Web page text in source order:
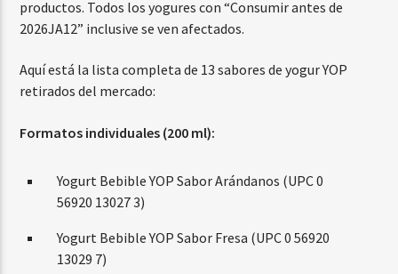
productos. Todos los yogures con “Consumir antes de
2026JA12” inclusive se ven afectados.
Aquí está la lista completa de 13 sabores de yogur YOP
retirados del mercado:
Formatos individuales (200 ml):
Yogurt Bebible YOP Sabor Arándanos (UPC 0
56920 13027 3)
Yogurt Bebible YOP Sabor Fresa (UPC 0 56920
13029 7)